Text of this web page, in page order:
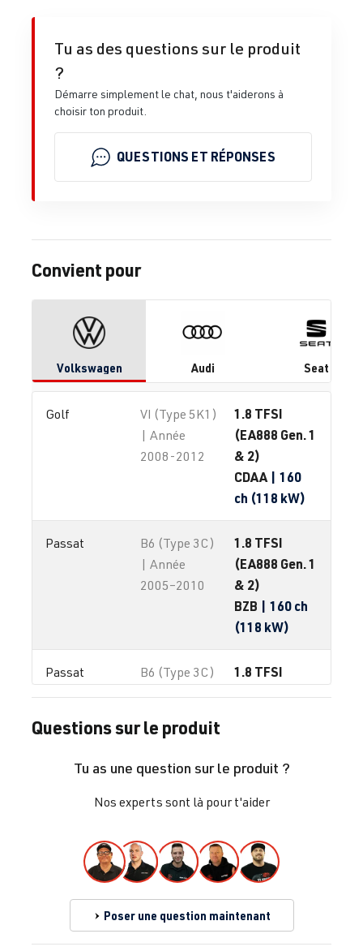
Tu as des questions sur le produit
?
Démarre simplement le chat, nous t'aiderons à
choisir ton produit.
QUESTIONS ET RÉPONSES
Convient pour
Volkswagen Audi Seat
Golf
VI (Type 5K1)
| Année
2008-2012
1.8 TFSI
(EA888 Gen. 1
& 2)
CDAA | 160
ch (118 kW)
Passat
B6 (Type 3C)
| Année
2005–2010
1.8 TFSI
(EA888 Gen. 1
& 2)
BZB | 160 ch
(118 kW)
Passat
B6 (Type 3C)
1.8 TFSI
CC (Type 35)
2008–2016
1.8 TFSI
& 2)
BZB| 160 ch
(118 kW)
Passat
CC (Type 35)
1.8 TFSI
Questions sur le produit
Tu as une question sur le produit ?
Nos experts sont là pour t'aider
Poser une question maintenant